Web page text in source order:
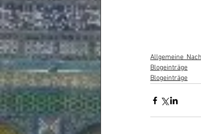
Blogeinträge
Blogeinträge